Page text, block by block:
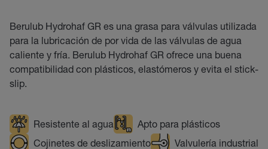
Berulub Hydrohaf GR es una grasa para válvulas utilizada
para la lubricación de por vida de las válvulas de agua
caliente y fría. Berulub Hydrohaf GR ofrece una buena
compatibilidad con plásticos, elastómeros y evita el stick-
slip.
Resistente al agua
Apto para plásticos
Cojinetes de deslizamiento
Valvulería industrial